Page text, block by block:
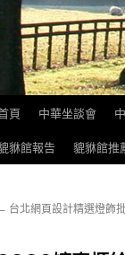
頁 中華坐談會
貅館報告
貔貅館推
台北網頁設計精選燈飾